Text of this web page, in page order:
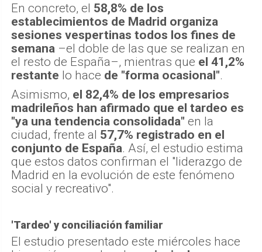
En concreto, el 58,8% de los
establecimientos de Madrid organiza
sesiones vespertinas todos los fines de
semana –el doble de las que se realizan en
el resto de España–, mientras que el 41,2%
restante lo hace de "forma ocasional".
Asimismo, el 82,4% de los empresarios
madrileños han afirmado que el tardeo es
"ya una tendencia consolidada" en la
ciudad, frente al 57,7% registrado en el
conjunto de España. Así, el estudio estima
que estos datos confirman el "liderazgo de
Madrid en la evolución de este fenómeno
social y recreativo".
'Tardeo' y conciliación familiar
El estudio presentado este miércoles hace